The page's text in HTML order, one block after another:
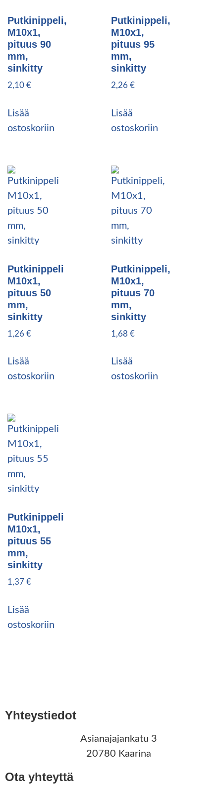
Putkinippeli,
M10x1,
pituus 90
mm,
sinkitty
2,10 €
Lisää
ostoskoriin
Putkinippeli,
M10x1,
pituus 95
mm,
sinkitty
2,26 €
Lisää
ostoskoriin
Putkinippeli
M10x1,
pituus 50
mm,
sinkitty
1,26 €
Lisää
ostoskoriin
Putkinippeli,
M10x1,
pituus 70
mm,
sinkitty
1,68 €
Lisää
ostoskoriin
Putkinippeli
M10x1,
pituus 55
mm,
sinkitty
1,37 €
Lisää
ostoskoriin
Yhteystiedot
Asianajajankatu 3
20780 Kaarina
Ota yhteyttä